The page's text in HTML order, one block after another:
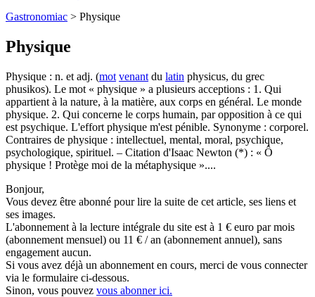
Gastronomiac > Physique
Physique
Physique : n. et adj. (mot venant du latin physicus, du grec
phusikos). Le mot « physique » a plusieurs acceptions : 1. Qui
appartient à la nature, à la matière, aux corps en général. Le monde
physique. 2. Qui concerne le corps humain, par opposition à ce qui
est psychique. L'effort physique m'est pénible. Synonyme : corporel.
Contraires de physique : intellectuel, mental, moral, psychique,
psychologique, spirituel. – Citation d'Isaac Newton (*) : « Ô
physique ! Protège moi de la métaphysique »....
Bonjour,
Vous devez être abonné pour lire la suite de cet article, ses liens et
ses images.
L'abonnement à la lecture intégrale du site est à 1 € euro par mois
(abonnement mensuel) ou 11 € / an (abonnement annuel), sans
engagement aucun.
Si vous avez déjà un abonnement en cours, merci de vous connecter
via le formulaire ci-dessous.
Sinon, vous pouvez vous abonner ici.